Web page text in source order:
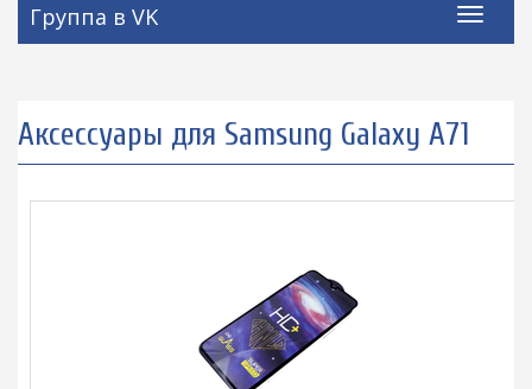
Группа в VK
Аксессуары для Samsung Galaxy A71